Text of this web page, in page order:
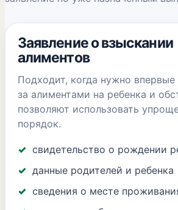
Заявление о взыскании
алиментов
Подходит, когда нужно впервые
за алиментами на ребенка и
позволяют использовать
порядок.
свидетельство о рождении
данные родителей и ребенка
сведения о месте